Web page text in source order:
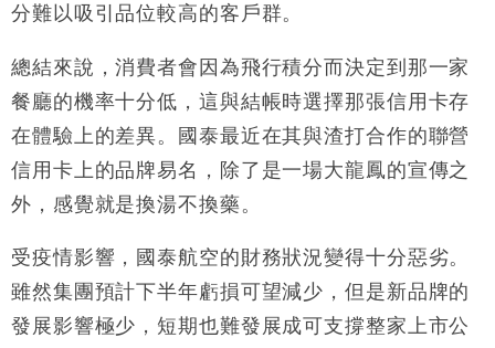
分難以吸引品位較高的客戶群。
總結來說，消費者會因為飛行積分而決定到那一家
餐廳的機率十分低，這與結帳時選擇那張信用卡存
在體驗上的差異。國泰最近在其與渣打合作的聯營
信用卡上的品牌易名，除了是一場大龍鳳的宣傳之
外，感覺就是換湯不換藥。
受疫情影響，國泰航空的財務狀況變得十分惡劣。
雖然集團預計下半年虧損可望減少，但是新品牌的
發展影響極少，短期也難發展成可支撐整家上市公